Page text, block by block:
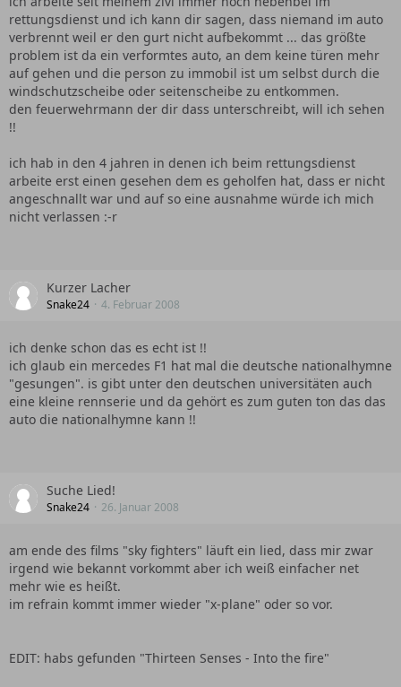
rettungsdienst und ich kann dir sagen, dass niemand im auto
verbrennt weil er den gurt nicht aufbekommt ... das größte
problem ist da ein verformtes auto, an dem keine türen mehr
auf gehen und die person zu immobil ist um selbst durch die
windschutzscheibe oder seitenscheibe zu entkommen.
den feuerwehrmann der dir dass unterschreibt, will ich sehen
!!
ich hab in den 4 jahren in denen ich beim rettungsdienst
arbeite erst einen gesehen dem es geholfen hat, dass er nicht
angeschnallt war und auf so eine ausnahme würde ich mich
nicht verlassen :-r
Kurzer Lacher
Snake24 4. Februar 2008
ich denke schon das es echt ist !!
ich glaub ein mercedes F1 hat mal die deutsche nationalhymne
"gesungen". is gibt unter den deutschen universitäten auch
eine kleine rennserie und da gehört es zum guten ton das das
auto die nationalhymne kann !!
Suche Lied!
Snake24 26. Januar 2008
am ende des films "sky fighters" läuft ein lied, dass mir zwar
irgend wie bekannt vorkommt aber ich weiß einfacher net
mehr wie es heißt.
im refrain kommt immer wieder "x-plane" oder so vor.
EDIT: habs gefunden "Thirteen Senses - Into the fire"